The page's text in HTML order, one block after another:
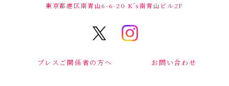
東京都港区南青山6-6-20 K's南青山ビル2F
プレスご関係者の方へ お問い合わせ